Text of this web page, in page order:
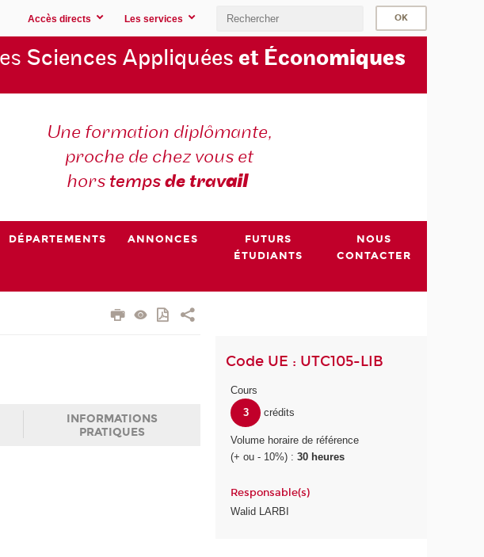
Accès directs Les services
Sciences Appliquées et Économiques
Une formation diplômante,
proche de chez vous et
hors tempsde travail
DÉPARTEMENTS ANNONCES
FUTURS
ÉTUDIANTS
NOUS
CONTACTER
INFORMATIONS
PRATIQUES
Code UE : UTC105-LIB
Cours
3
crédits
Volume horaire de référence
(+ ou - 10%) :30 heures
Responsable(s)
Walid LARBI